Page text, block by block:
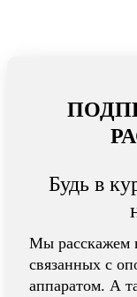
Будь в
Мы расскажем
связанных с
аппаратом. А